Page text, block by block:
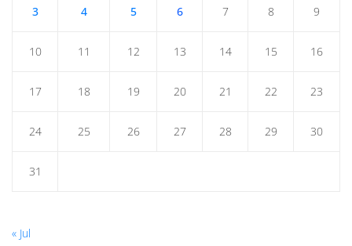
3 4 5 6 7 8 9
10 11 12 13 14 15 16
17 18 19 20 21 22 23
24 25 26 27 28 29 30
31
« Jul